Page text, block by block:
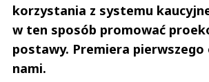
korzystania z systemu
w ten sposób promować
postawy. Premiera pierwszego
nami.